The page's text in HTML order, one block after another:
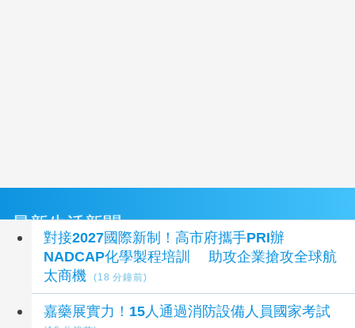
最新生活新聞
對接2027國際新制！高市府攜手PRI辦
NADCAP化學製程培訓 助攻企業搶攻全球航
太商機
(18 分鐘前)
嘉藥展實力！15人通過消防設備人員國家考試